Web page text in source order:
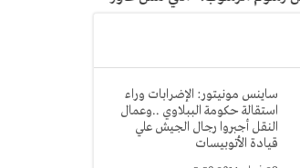
ساينس مونيتور: الإضرابات وراء
استقالة حكومة الببلاوي ..وعمال
النقل أجبروا رجال الجيش علي
قيادة الأتوبيسات